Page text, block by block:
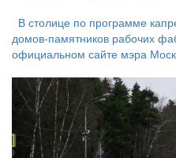
В столице по программе
домов-памятников рабочих
официальном сайте мэра